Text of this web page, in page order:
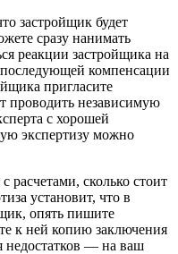
застройщик будет
сразу нанимать
реакции застройщика на
компенсации
пригласите
проводить независимую
с хорошей
экспертизу можно
расчетами, сколько стоит
установит, что в
опять пишите
к ней копию заключения
недостатков — на ваш